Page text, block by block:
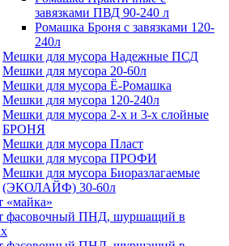
завязками ПВД 90-240 л
Ромашка Броня с завязками 120-
240л
Мешки для мусора Надежные ПСД
Мешки для мусора 20-60л
Мешки для мусора Ё-Ромашка
Мешки для мусора 120-240л
Мешки для мусора 2-х и 3-х слойные
БРОНЯ
Мешки для мусора Пласт
Мешки для мусора ПРОФИ
Мешки для мусора Биоразлагаемые
(ЭКОЛАЙФ) 30-60л
«майка»
фасовочный ПНД, шуршащий в